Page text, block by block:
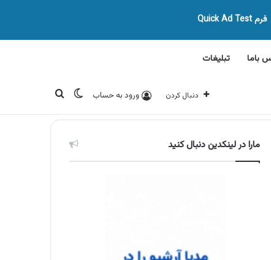
فرم Quick Ad Test
باما تبلیغات
دنبال کردن ورود به حساب تغییر پوسته
جستجو برای
مارا در لینکدین دنبال کنید